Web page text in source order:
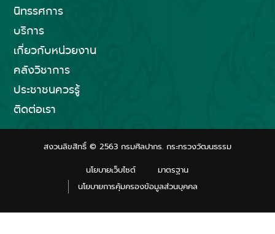
นิทรรศการ
บริการ
เกี่ยวกับหน่วยงาน
คลังวิชาการ
ประชาชนควรรู้
ติดต่อเรา
สงวนลิขสิทธิ์ © 2563 กรมศิลปากร. กระทรวงวัฒนธรรม
นโยบายเว็บไซต์
มาตรฐาน
นโยบายการคุ้มครองข้อมูลส่วนบุคคล